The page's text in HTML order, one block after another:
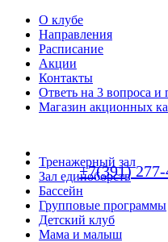
О клубе
Направления
Расписание
Акции
Контакты
Ответь на 3 вопроса и
Магазин акционных
+7(391)
Тренажерный зал
Зал единоборств
Бассейн
Групповые программы
Детский клуб
Мама и малыш